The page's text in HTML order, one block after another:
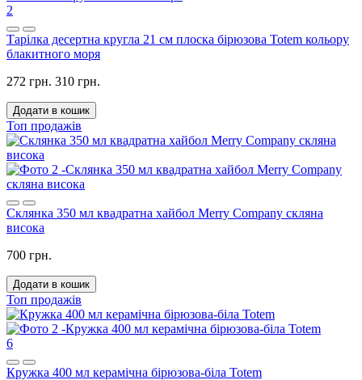
2
Тарілка десертна кругла 21 см плоска бірюзова Totem кольору
блакитного моря
272 грн. 310 грн.
Додати в кошик
Топ продажів
Склянка 350 мл квадратна хайбол Merry Company скляна
висока
700 грн.
Додати в кошик
Топ продажів
6
Кружка 400 мл керамічна бірюзова-біла Totem